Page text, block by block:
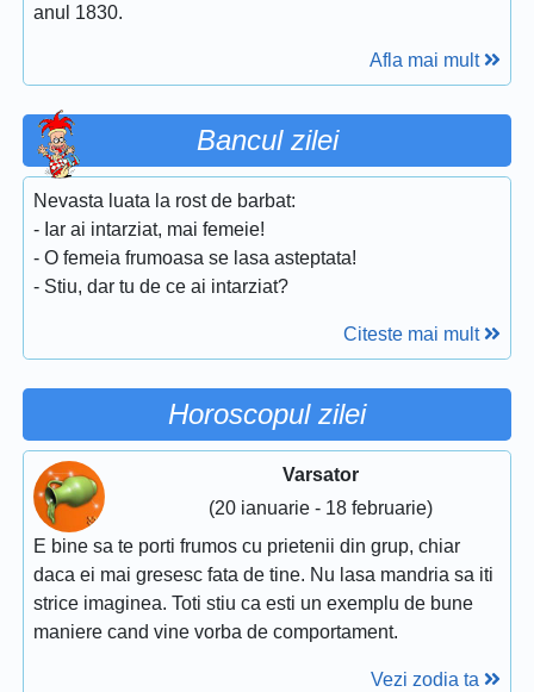
anul 1830.
Afla mai mult
Bancul zilei
Nevasta luata la rost de barbat:
- Iar ai intarziat, mai femeie!
- O femeia frumoasa se lasa asteptata!
- Stiu, dar tu de ce ai intarziat?
Citeste mai mult
Horoscopul zilei
Varsator
(20 ianuarie - 18 februarie)
E bine sa te porti frumos cu prietenii din grup, chiar
daca ei mai gresesc fata de tine. Nu lasa mandria sa iti
strice imaginea. Toti stiu ca esti un exemplu de bune
maniere cand vine vorba de comportament.
Vezi zodia ta